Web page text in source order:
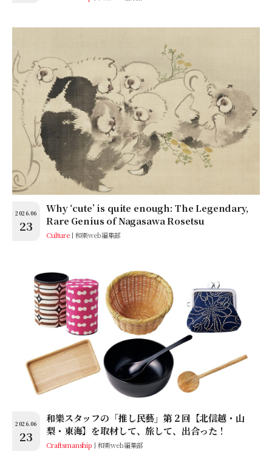
2026.06
23
Why ‘cute’ is quite enough: The Legendary,
Rare Genius of Nagasawa Rosetsu
Culture 和樂web編集部
2026.06
23
和樂スタッフの「推し民藝」第２回【北信越・山
梨・東海】を取材して、旅して、出合った！
Craftsmanship 和樂web編集部